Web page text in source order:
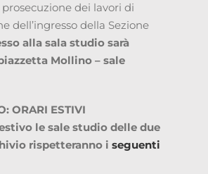
dei lavori di
dell’ingresso della Sezione
alla sala studio sarà
Mollino – sale
ORARI ESTIVI
le sale studio delle due
rispetteranno i seguenti